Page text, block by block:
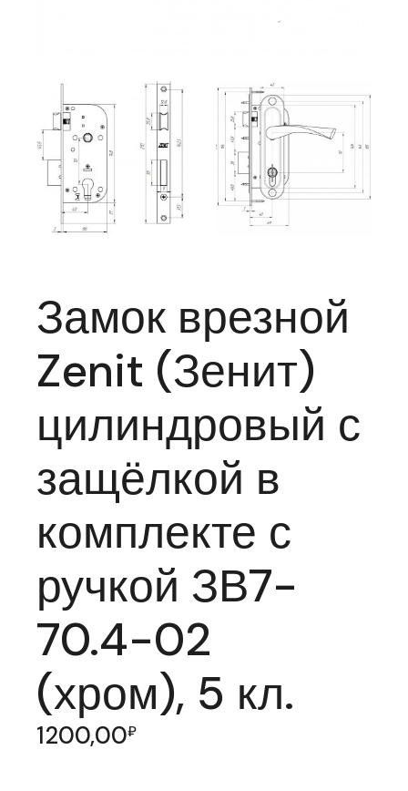
Замок врезной
Zenit (Зенит)
цилиндровый с
защёлкой в
комплекте с
ручкой ЗВ7-
70.4-02
(хром), 5 кл.
1200,00₽